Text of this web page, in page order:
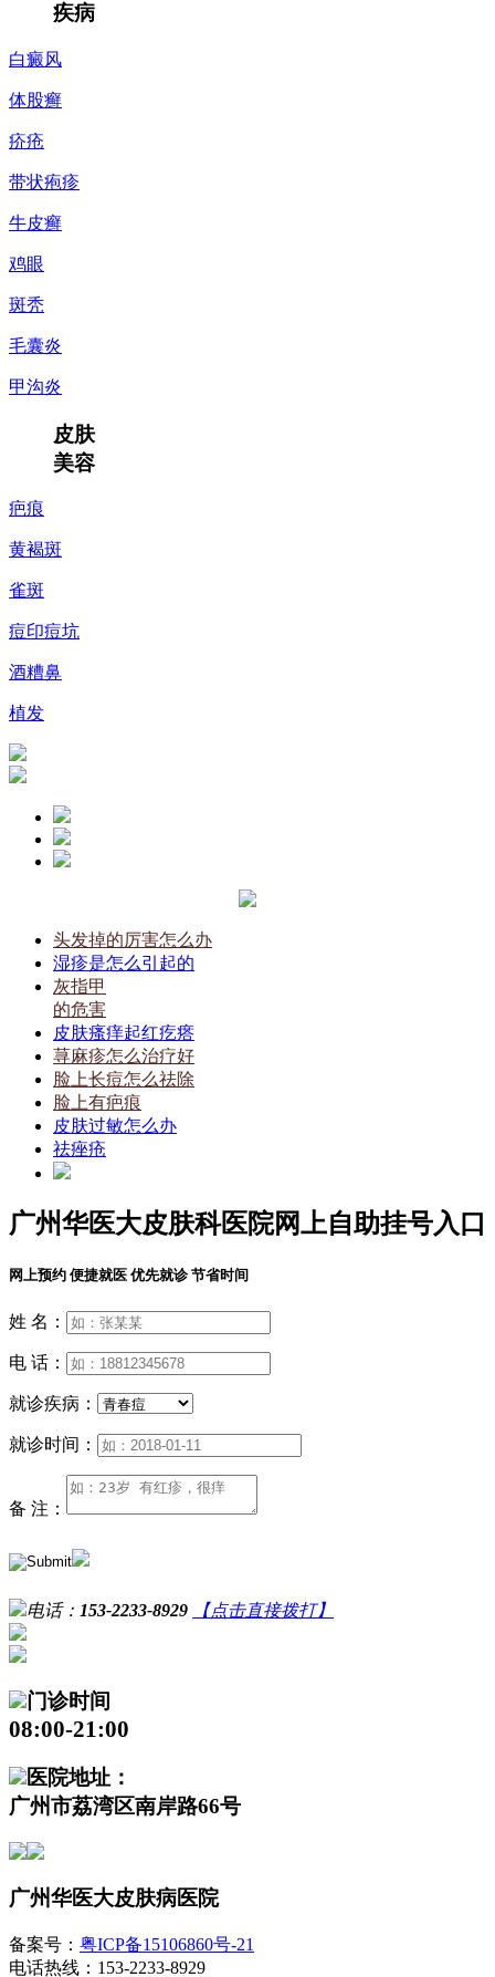
疾病
白癜风
体股癣
疥疮
带状疱疹
牛皮癣
鸡眼
斑秃
毛囊炎
甲沟炎
皮肤
美容
疤痕
黄褐斑
雀斑
痘印痘坑
酒糟鼻
植发
头发掉的厉害怎么办
湿疹是怎么引起的
灰指甲
的危害
皮肤瘙痒起红疙瘩
荨麻疹怎么治疗好
脸上长痘怎么祛除
脸上有疤痕
皮肤过敏怎么办
祛痤疮
广州华医大皮肤科医院网上自助挂号入口
网上预约 便捷就医 优先就诊 节省时间
姓 名：
电 话：
就诊疾病：
就诊时间：
备 注：
电话： 153-2233-8929 【点击直接拨打】
门诊时间
08:00-21:00
医院地址：
广州市荔湾区南岸路66号
广州华医大皮肤病医院
备案号： 粤ICP备15106860号-21
电话热线：153-2233-8929